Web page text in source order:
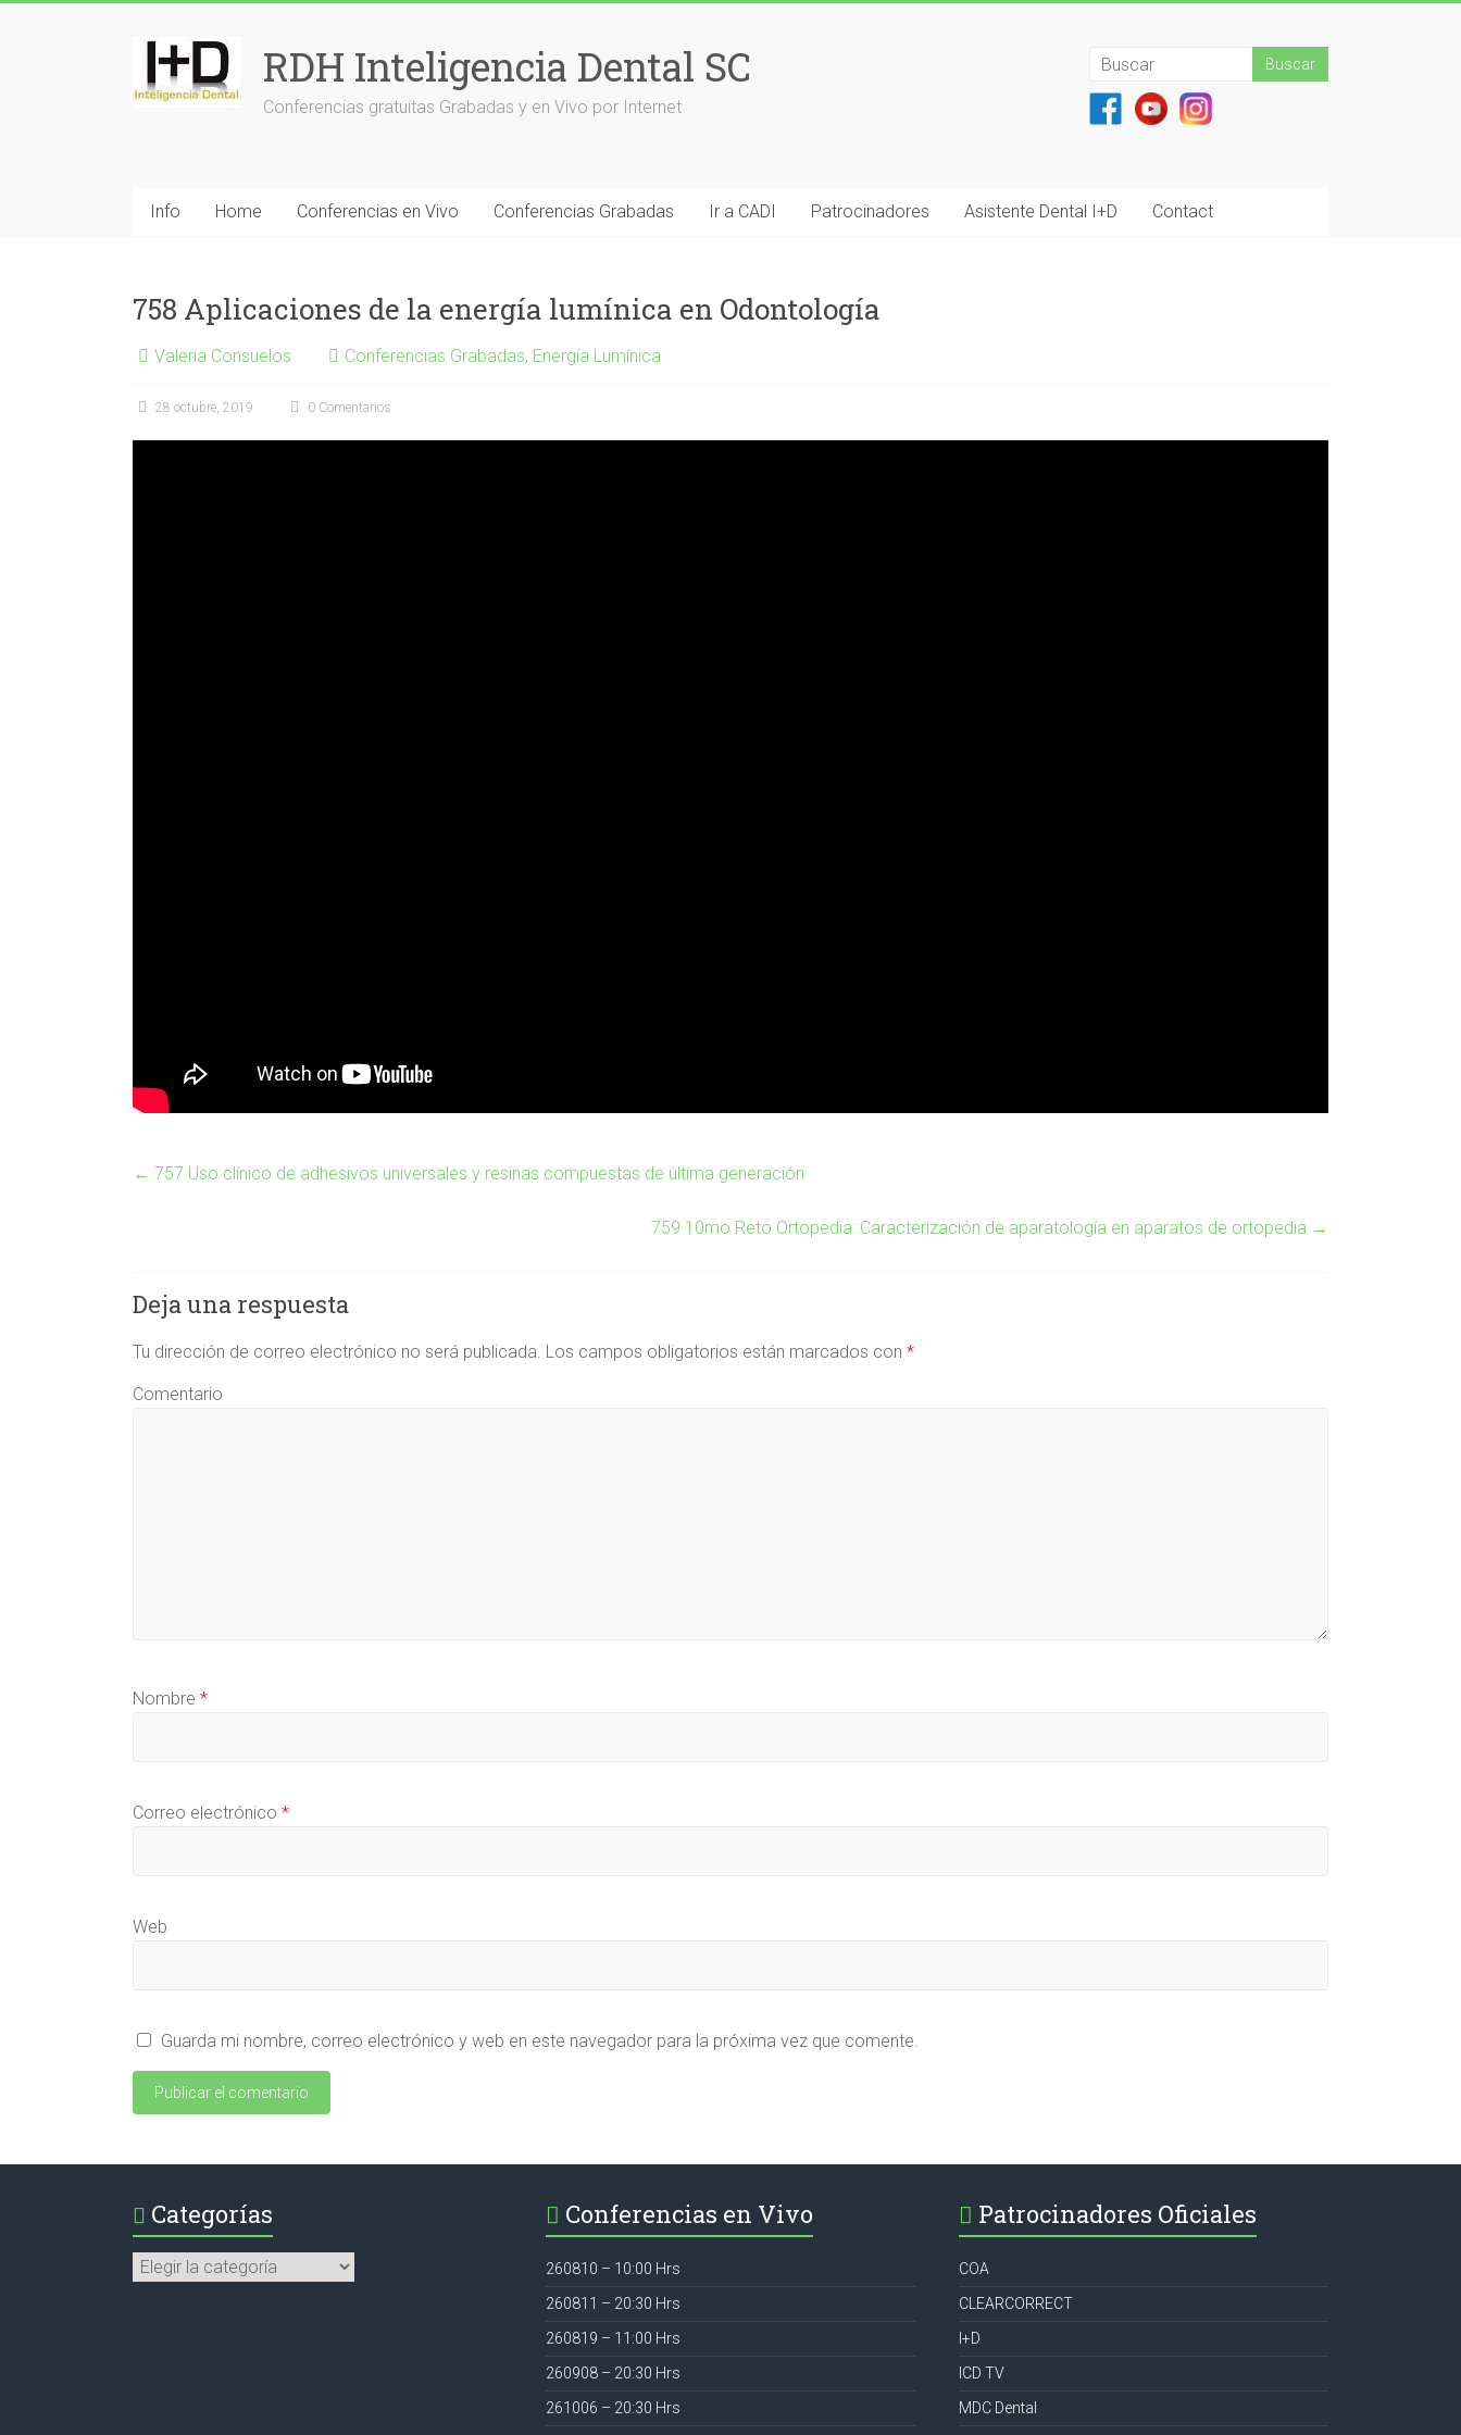
RDH Inteligencia Dental SC
Conferencias gratuitas Grabadas y en Vivo por Internet
Info Home Conferencias en Vivo Conferencias Grabadas Ir a CADI Patrocinadores Asistente Dental I+D Contact
758 Aplicaciones de la energía lumínica en Odontología
Valeria Consuelos Conferencias Grabadas, Energía Lumínica
28 octubre, 2019 0 Comentarios
← 757 Uso clínico de adhesivos universales y resinas compuestas de última generación
759 10mo Reto Ortopedia: Caracterización de aparatología en aparatos de ortopedia →
Deja una respuesta
Tu dirección de correo electrónico no será publicada. Los campos obligatorios están marcados con *
Comentario
Nombre *
Correo electrónico *
Web
Guarda mi nombre, correo electrónico y web en este navegador para la próxima vez que comente.
Categorías
Categorías
Conferencias en Vivo
260810 – 10:00 Hrs
260811 – 20:30 Hrs
260819 – 11:00 Hrs
260908 – 20:30 Hrs
261006 – 20:30 Hrs
Patrocinadores Oficiales
COA
CLEARCORRECT
I+D
ICD TV
MDC Dental